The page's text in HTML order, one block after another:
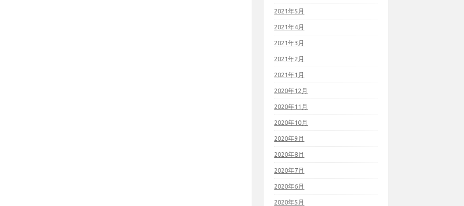
2021年5月
2021年4月
2021年3月
2021年2月
2021年1月
2020年12月
2020年11月
2020年10月
2020年9月
2020年8月
2020年7月
2020年6月
2020年5月